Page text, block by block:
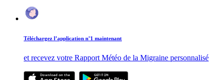
Téléchargez l’application n°1 maintenant
et recevez votre Rapport Météo de la Migraine personnalisé